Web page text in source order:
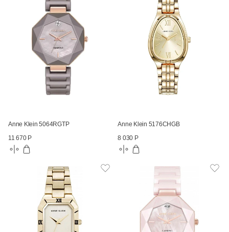
Anne Klein 5064RGTP
11 670 Р
Anne Klein 5176CHGB
8 030 Р